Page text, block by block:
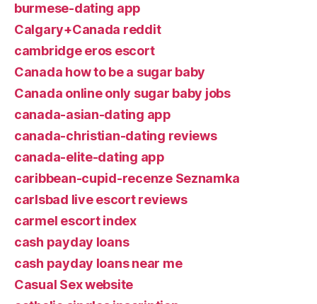
burmese-dating app
Calgary+Canada reddit
cambridge eros escort
Canada how to be a sugar baby
Canada online only sugar baby jobs
canada-asian-dating app
canada-christian-dating reviews
canada-elite-dating app
caribbean-cupid-recenze Seznamka
carlsbad live escort reviews
carmel escort index
cash payday loans
cash payday loans near me
Casual Sex website